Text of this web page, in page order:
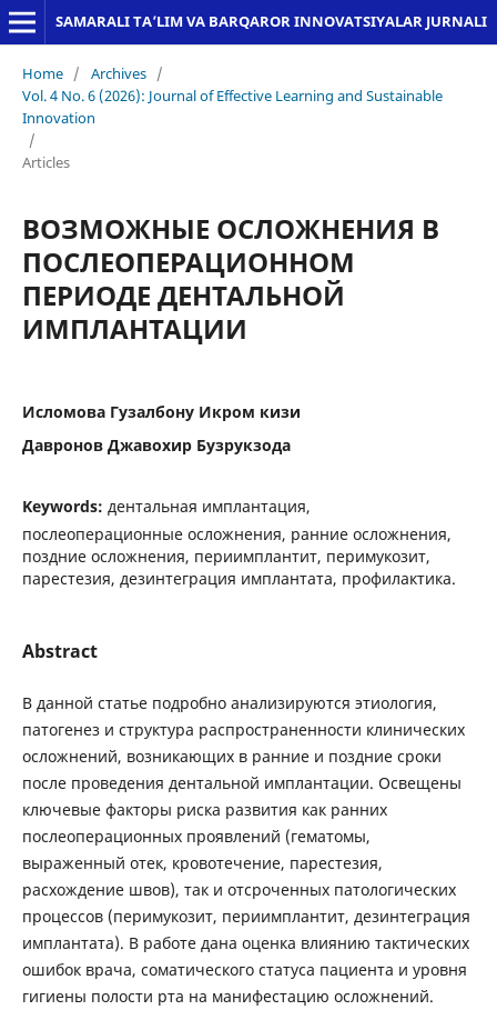
SAMARALI TA’LIM VA BARQAROR INNOVATSIYALAR JURNALI
Home / Archives /
Vol. 4 No. 6 (2026): Journal of Effective Learning and Sustainable
Innovation
/
Articles
ВОЗМОЖНЫЕ ОСЛОЖНЕНИЯ В
ПОСЛЕОПЕРАЦИОННОМ
ПЕРИОДЕ ДЕНТАЛЬНОЙ
ИМПЛАНТАЦИИ
Исломова Гузалбону Икром кизи
Давронов Джавохир Бузрукзода
Keywords: дентальная имплантация,
послеоперационные осложнения, ранние осложнения,
поздние осложнения, периимплантит, перимукозит,
парестезия, дезинтеграция имплантата, профилактика.
Abstract
В данной статье подробно анализируются этиология,
патогенез и структура распространенности клинических
осложнений, возникающих в ранние и поздние сроки
после проведения дентальной имплантации. Освещены
ключевые факторы риска развития как ранних
послеоперационных проявлений (гематомы,
выраженный отек, кровотечение, парестезия,
расхождение швов), так и отсроченных патологических
процессов (перимукозит, периимплантит, дезинтеграция
имплантата). В работе дана оценка влиянию тактических
ошибок врача, соматического статуса пациента и уровня
гигиены полости рта на манифестацию осложнений.